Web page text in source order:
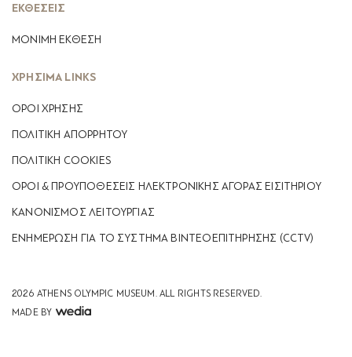
ΕΚΘΕΣΕΙΣ
ΜΟΝΙΜΗ ΕΚΘΕΣΗ
ΧΡΗΣΙΜΑ LINKS
ΟΡΟΙ ΧΡΗΣΗΣ
ΠΟΛΙΤΙΚΗ ΑΠΟΡΡΗΤΟΥ
ΠΟΛΙΤΙΚΗ COOKIES
ΟΡΟΙ & ΠΡΟΥΠΟΘΕΣΕΙΣ ΗΛΕΚΤΡΟΝΙΚΗΣ ΑΓΟΡΑΣ ΕΙΣΙΤΗΡΙΟΥ
ΚΑΝΟΝΙΣΜΟΣ ΛΕΙΤΟΥΡΓΙΑΣ
ΕΝΗΜΈΡΩΣΗ ΓΙΑ ΤΟ ΣΎΣΤΗΜΑ ΒΙΝΤΕΟΕΠΙΤΉΡΗΣΗΣ (CCTV)
2026 ATHENS OLYMPIC MUSEUM. ALL RIGHTS RESERVED.
MADE BY